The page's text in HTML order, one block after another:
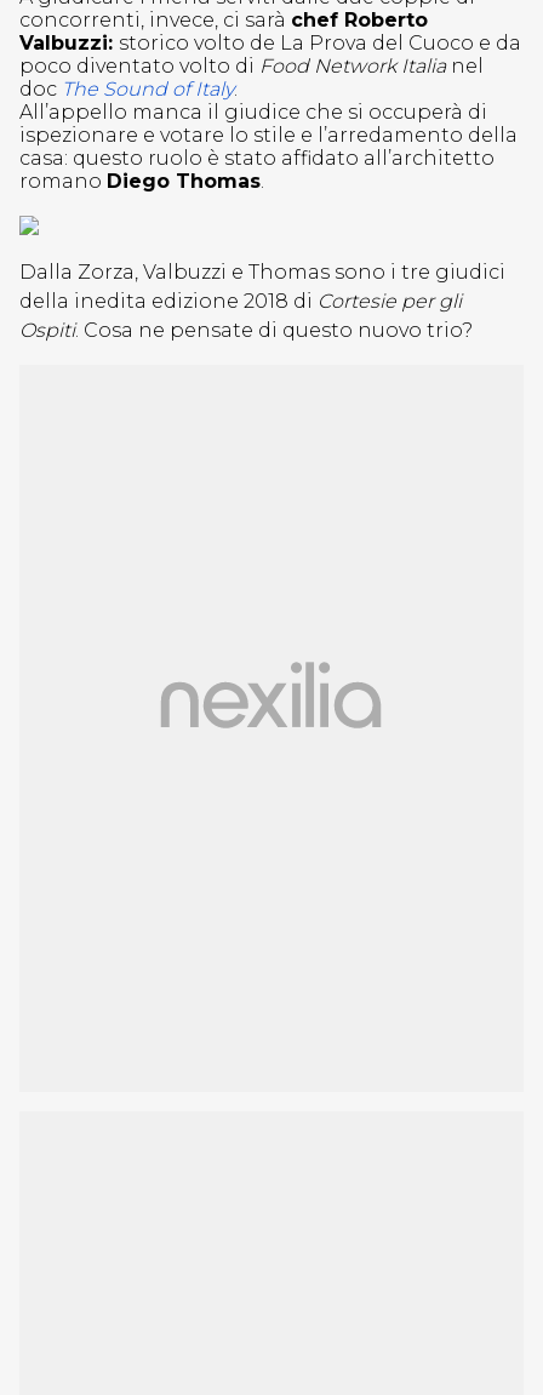
concorrenti, invece, ci sarà chef Roberto
Valbuzzi: storico volto de La Prova del Cuoco e da
poco diventato volto di Food Network Italianel
doc The Sound of Italy.
All’appello manca il giudice che si occuperà di
ispezionare e votare lo stile e l’arredamento della
casa: questo ruolo è stato affidato all’architetto
romano Diego Thomas
Dalla Zorza, Valbuzzi e Thomas sono i tre giudici
della inedita edizione 2018 di Cortesie per gli
Ospiti. Cosa ne pensate di questo nuovo trio?